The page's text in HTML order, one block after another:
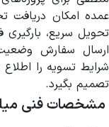
عمده امکان دریافت
تحویل سریع، بارگیری
ارسال سفارش
شرایط تسویه را اطلاع
تصمیم بگیرد.
مشخصات فنی